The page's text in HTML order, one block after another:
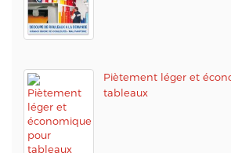
Piètement léger et
tableaux